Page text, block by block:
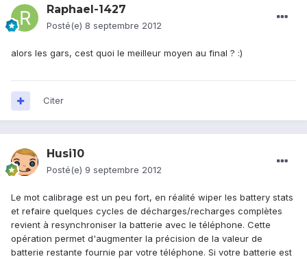
Raphael-1427
Posté(e) 8 septembre 2012
alors les gars, cest quoi le meilleur moyen au final ? :)
Citer
Husi10
Posté(e) 9 septembre 2012
Le mot calibrage est un peu fort, en réalité wiper les battery stats
et refaire quelques cycles de décharges/recharges complètes
revient à resynchroniser la batterie avec le téléphone. Cette
opération permet d'augmenter la précision de la valeur de
batterie restante fournie par votre téléphone. Si votre batterie est